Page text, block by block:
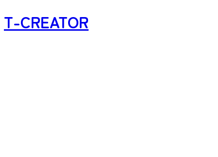
T-CREATOR